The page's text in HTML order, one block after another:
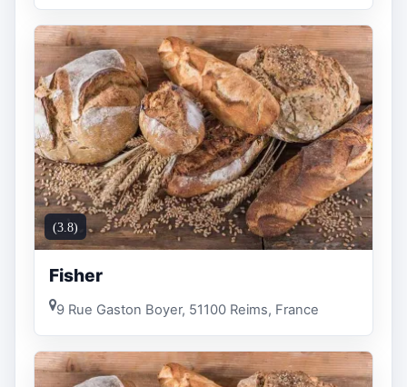
(3.8)
Fisher
9 Rue Gaston Boyer, 51100 Reims, France